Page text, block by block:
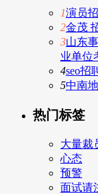
1演员
2金茂
3山东
业单位
4seo招
5中南
热门标签
大量裁
心态
预警
面试请